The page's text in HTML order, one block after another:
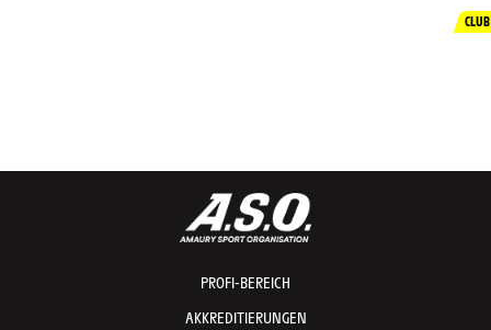
CLUB
PROFI-BEREICH
AKKREDITIERUNGEN